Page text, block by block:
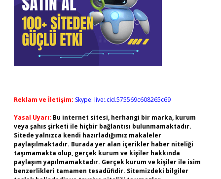
Reklam ve İletişim: Skype: live:.cid.575569c608265c69
Yasal Uyarı: Bu internet sitesi, herhangi bir marka, kurum
veya şahıs şirketi ile hiçbir bağlantısı bulunmamaktadır.
Sitede yalnızca kendi hazırladığımız makaleler
paylaşılmaktadır. Burada yer alan içerikler haber niteliği
taşımamakta olup, gerçek kurum ve kişiler hakkında
paylaşım yapılmamaktadır. Gerçek kurum ve kişiler ile isim
benzerlikleri tamamen tesadüfidir. Sitemizdeki bilgiler